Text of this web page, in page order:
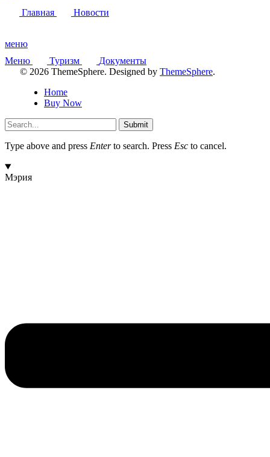
Главная Новости
меню
Меню
Туризм
Документы
© 2026 ThemeSphere. Designed by ThemeSphere.
Home
Buy Now
Submit
Type above and press Enterto search. Press Esc to cancel.
Мэрия